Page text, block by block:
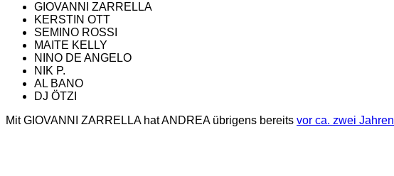
GIOVANNI ZARRELLA
KERSTIN OTT
SEMINO ROSSI
MAITE KELLY
NINO DE ANGELO
NIK P.
AL BANO
DJ ÖTZI
Mit GIOVANNI ZARRELLA hat ANDREA übrigens bereits vor ca. zwei Jahren